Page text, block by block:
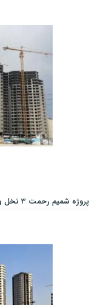
پروژه شمیم رحمت 3 نخل واقع در بلوار کوهک منطقه 22